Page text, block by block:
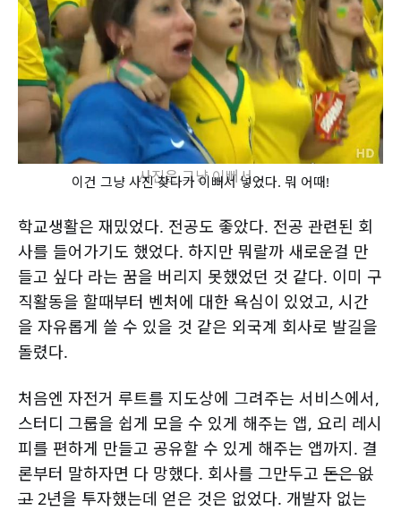
사진은 그냥 이뻐서...
이건 그냥 사진 찾다가 이뻐서 넣었다. 뭐 어때!
학교생활은 재밌었다. 전공도 좋았다. 전공 관련된 회
사를 들어가기도 했었다. 하지만 뭐랄까 새로운걸 만
들고 싶다 라는 꿈을 버리지 못했었던 것 같다. 이미 구
직활동을 할때부터 벤처에 대한 욕심이 있었고, 시간
을 자유롭게 쓸 수 있을 것 같은 외국계 회사로 발길을
돌렸다.
처음엔 자전거 루트를 지도상에 그려주는 서비스에서,
스터디 그룹을 쉽게 모을 수 있게 해주는 앱, 요리 레시
피를 편하게 만들고 공유할 수 있게 해주는 앱까지. 결
론부터 말하자면 다 망했다. 회사를 그만두고 돈은 없
고 2년을 투자했는데 얻은 것은 없었다. 개발자 없는